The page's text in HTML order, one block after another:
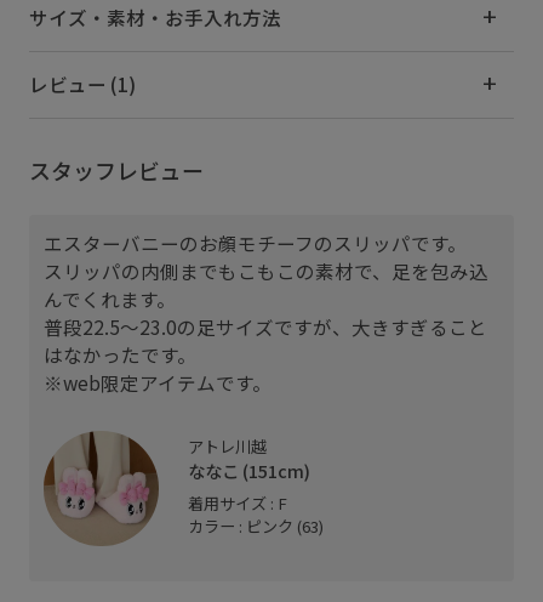
サイズ・素材・お手入れ方法
レビュー (1)
スタッフレビュー
エスターバニーのお顔モチーフのスリッパです。
スリッパの内側までもこもこの素材で、足を包み込
んでくれます。
普段22.5〜23.0の足サイズですが、大きすぎること
はなかったです。
※web限定アイテムです。
アトレ川越
ななこ (151cm)
着用サイズ : F
カラー : ピンク (63)